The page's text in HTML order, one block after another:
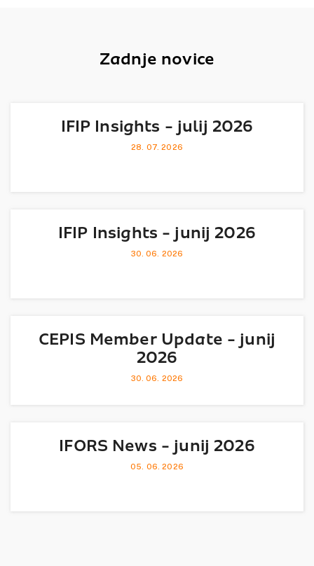
Zadnje novice
IFIP Insights - julij 2026
28. 07. 2026
IFIP Insights - junij 2026
30. 06. 2026
CEPIS Member Update - junij
2026
30. 06. 2026
IFORS News - junij 2026
05. 06. 2026